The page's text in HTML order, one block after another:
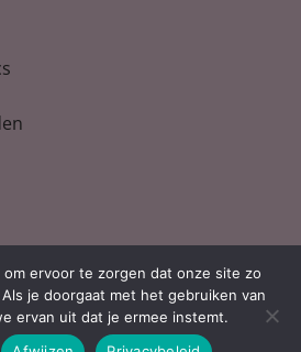
om ervoor te zorgen dat onze site zo
je doorgaat met het gebruiken van
ervan uit dat je ermee instemt.